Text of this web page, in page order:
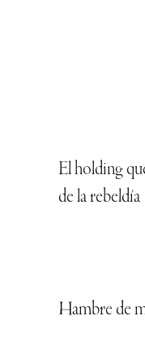
El holding
de la rebeldía
Hambre de